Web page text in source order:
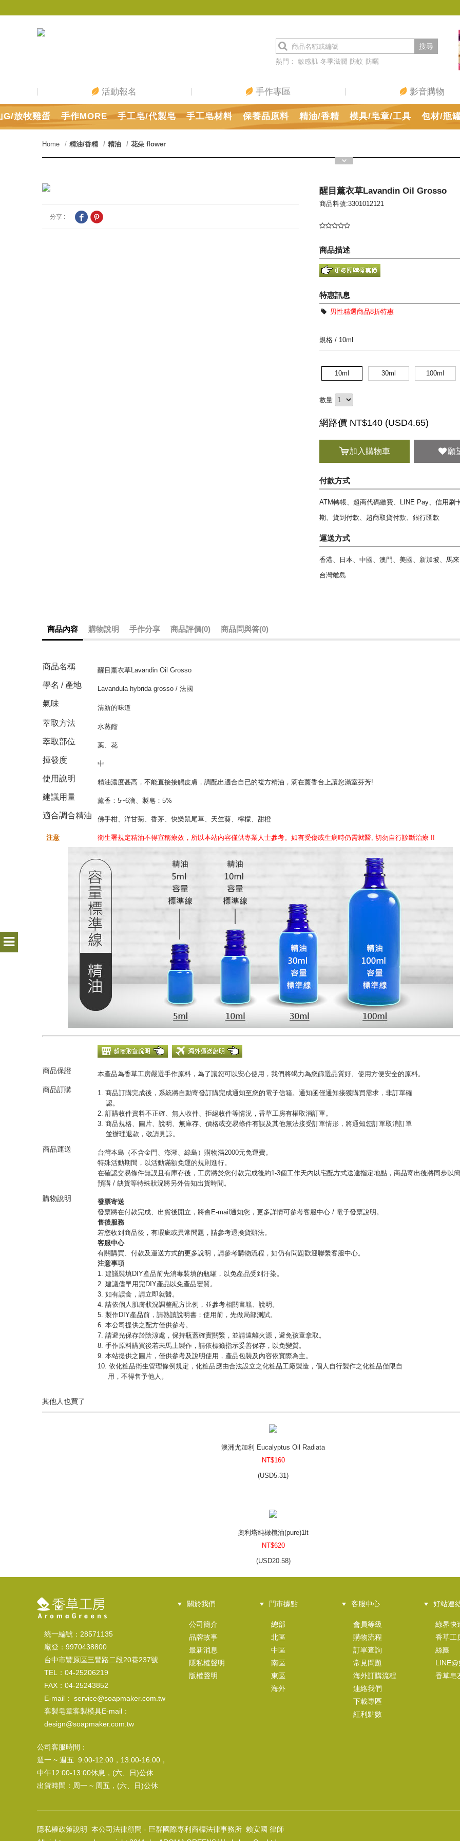
熱門： 敏感肌 冬季滋潤 防蚊 防曬
搜尋
G/放牧雞蛋 手作MORE 手工皂/代製皂 手工皂材料 保養品原料 精油/香精 模具/皂章/工具 包材/瓶
活動報名 手作專區 影音購物
Home 精油/香精 精油 花朵 flower
分享 :
醒目薰衣草Lavandin Oil Grosso
商品料號:3301012121
商品描述
特惠訊息
男性精選商品8折特惠
規格 / 10ml
10ml 30ml 100ml
數量
網路價 NT$140 (USD4.65)
加入購物車 願
付款方式
ATM轉帳、超商代碼繳費、LINE Pay、信用刷
期、貨到付款、超商取貨付款、銀行匯款
運送方式
香港、日本、中國、澳門、美國、新加坡、馬來
台灣離島
商品內容 購物說明 手作分享 商品評價(0) 商品問與答(0)
商品名稱 醒目薰衣草Lavandin Oil Grosso
學名 / 產地 Lavandula hybrida grosso / 法國
氣味 清新的味道
萃取方法 水蒸餾
萃取部位 葉、花
揮發度 中
使用說明 精油濃度甚高，不能直接接觸皮膚，調配出適合自已的複方精油，滴在薰香台上讓您滿室芬芳!
建議用量 薰香：5~6滴、製皂：5%
適合調合精油 佛手柑、洋甘菊、香茅、快樂鼠尾草、天竺葵、檸檬、甜橙
注意 衛生署規定精油不得宣稱療效，所以本站內容僅供專業人士參考。如有受傷或生病時仍需就醫, 切勿自行診斷治療 !!
商品保證 本產品為香草工房嚴選手作原料，為了讓您可以安心使用，我們將竭力為您篩選品質好、使用方便安全的原料。
商品訂購
1. 商品訂購完成後，系統將自動寄發訂購完成通知至您的電子信箱。通知函僅通知接獲購買需求，非訂單確
認。
2. 訂購收件資料不正確、無人收件、拒絕收件等情況，香草工房有權取消訂單。
3. 商品規格、圖片、說明、無庫存、價格或交易條件有誤及其他無法接受訂單情形，將通知您訂單取消訂單
並辦理退款，敬請見諒。
商品運送
台灣本島（不含金門、澎湖、綠島）購物滿2000元免運費。
特殊活動期間，以活動滿額免運的規則進行。
在確認交易條件無誤且有庫存後，工房將於您付款完成後約1-3個工作天內以宅配方式送達指定地點，商品寄出後將同步以簡
預購 / 缺貨等特殊狀況將另外告知出貨時間。
購物說明
發票寄送
發票將在付款完成、出貨後開立，將會E-mail通知您，更多詳情可參考客服中心 / 電子發票說明。
售後服務
若您收到商品後，有瑕疵或異常問題，請參考退換貨辦法。
客服中心
有關購買、付款及運送方式的更多說明，請參考購物流程，如仍有問題歡迎聯繫客服中心。
注意事項
1. 建議裝填DIY產品前先消毒裝填的瓶罐，以免產品受到汙染。
2. 建議儘早用完DIY產品以免產品變質。
3. 如有誤食，請立即就醫。
4. 請依個人肌膚狀況調整配方比例，並參考相關書籍、說明。
5. 製作DIY產品前，請熟讀說明書；使用前，先做局部測試。
6. 本公司提供之配方僅供參考。
7. 請避光保存於陰涼處，保持瓶蓋確實關緊，並請遠離火源，避免孩童拿取。
8. 手作原料購買後若未馬上製作，請依標籤指示妥善保存，以免變質。
9. 本站提供之圖片，僅供參考及說明使用，產品包裝及內容依實際為主。
10. 依化粧品衛生管理條例規定，化粧品應由合法設立之化粧品工廠製造，個人自行製作之化粧品僅限自
用，不得售予他人。
其他人也買了
澳洲尤加利 Eucalyptus Oil Radiata
NT$160
(USD5.31)
奧利塔純橄欖油(pure)1lt
NT$620
(USD20.58)
USD3.98)
統一編號：28571135
廠登：9970438800
台中市豐原區三豐路二段20巷237號
TEL：04-25206219
FAX：04-25243852
E-mail： service@soapmaker.com.tw
客製皂章客製模具E-mail：
design@soapmaker.com.tw
公司客服時間：
週一 ~ 週五 9:00-12:00，13:00-16:00，
中午12:00-13:00休息，(六、日)公休
出貨時間：周一 ~ 周五，(六、日)公休
關於我們
公司簡介
品牌故事
最新消息
隱私權聲明
版權聲明
門市據點
總部
北區
中區
南區
東區
海外
客服中心
會員等級
購物流程
訂單查詢
常見問題
海外訂購流程
連絡我們
下載專區
紅利點數
好站連
綠界快
香草工
絲團
香草皂
隱私權政策說明
本公司法律顧問 - 巨群國際專利商標法律事務所 賴安國 律師